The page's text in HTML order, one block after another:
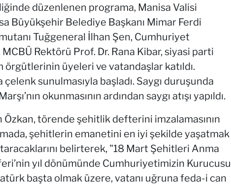
düzenlenen programa, Manisa Valisi
Büyükşehir Belediye Başkanı Mimar Ferdi
Tuğgeneral İlhan Şen, Cumhuriyet
MCBÜ Rektörü Prof. Dr. Rana Kibar, siyasi parti
üyeleri ve vatandaşlar katıldı.
sunulmasıyla başladı. Saygı duruşunda
okunmasının ardından saygı atışı yapıldı.
törende şehitlik defterini imzalamasının
şehitlerin emanetini en iyi şekilde yaşatmak
belirterek, "18 Mart Şehitleri Anma
yıl dönümünde Cumhuriyetimizin Kurucusu
başta olmak üzere, vatanı uğruna feda-i can